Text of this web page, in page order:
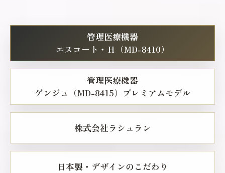
管理医療機器
エスコート・Ｈ（MD-8410）
管理医療機器
ゲンジュ（MD-8415）プレミアムモデル
株式会社ラシュラン
日本製・デザインのこだわり